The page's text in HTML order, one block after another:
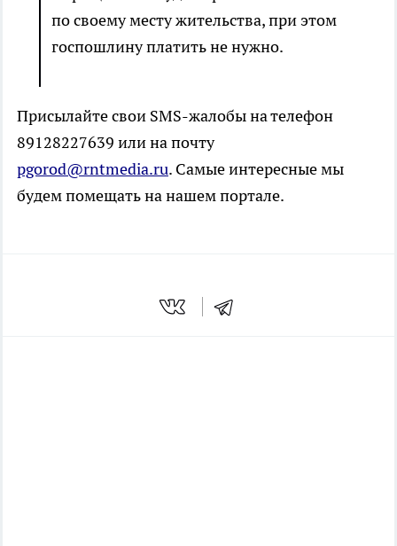
по своему месту жительства, при этом
госпошлину платить не нужно.
Присылайте свои SMS-жалобы на телефон
89128227639 или на почту
pgorod@rntmedia.ru. Самые интересные мы
будем помещать на нашем портале.